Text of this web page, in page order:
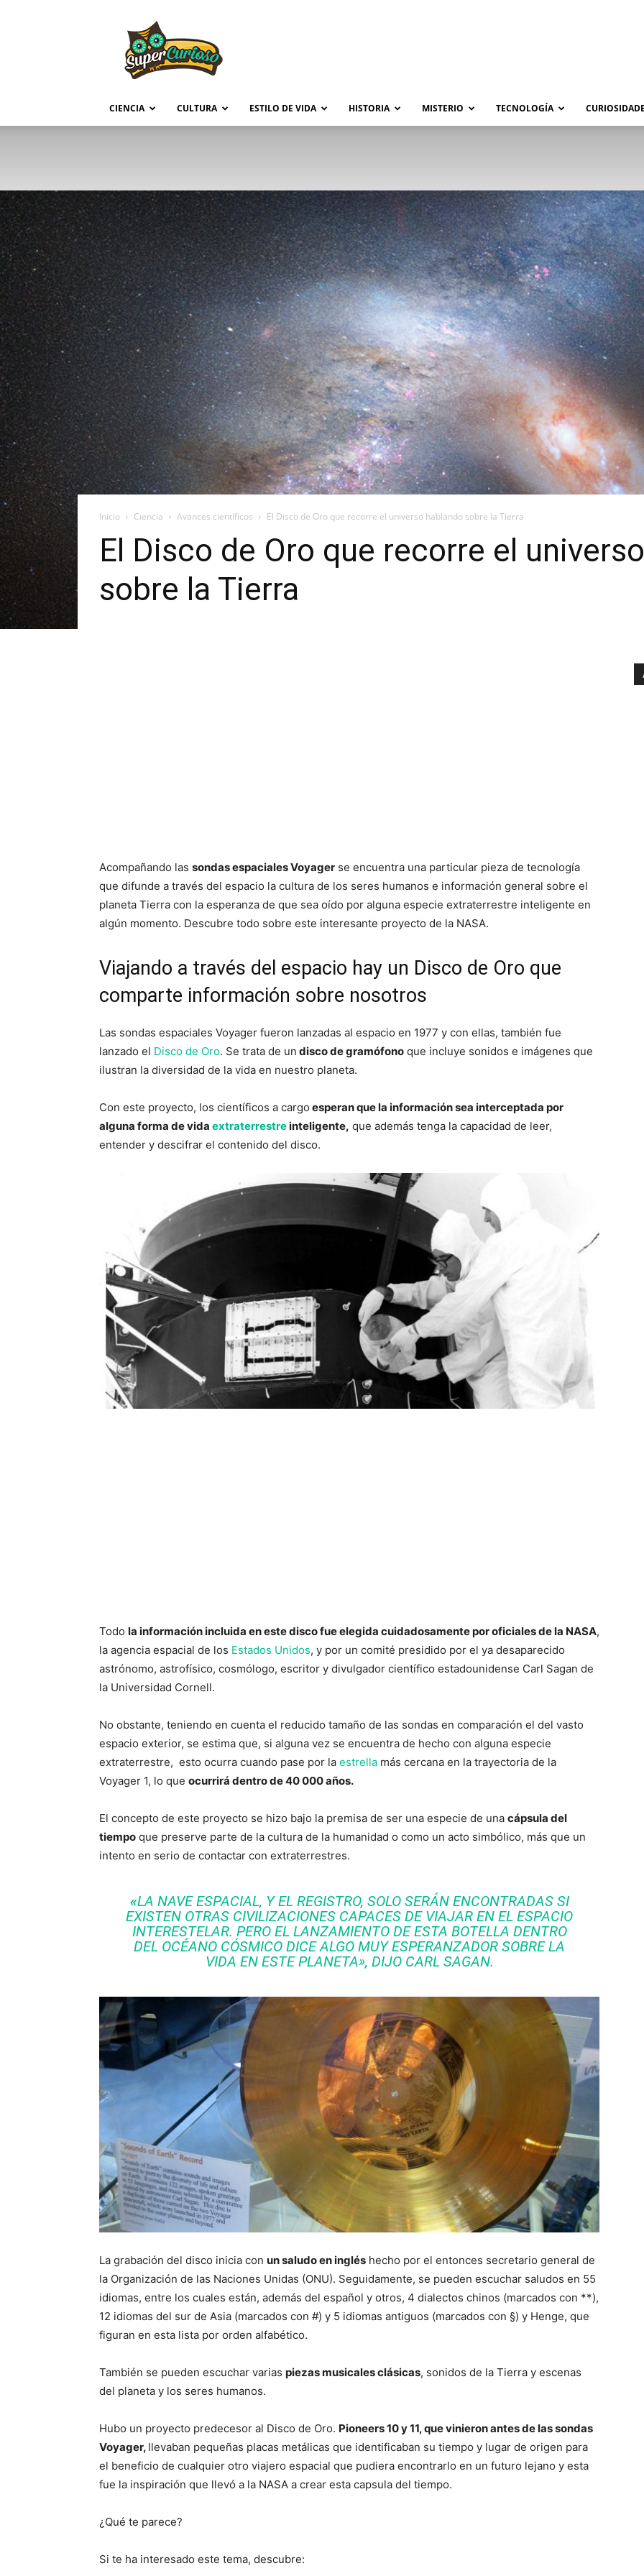
CIENCIA CULTURA ESTILO DE VIDA HISTORIA MISTERIO TECNOLOGÍA
Inicio Ciencia Avances científicos El Disco de Oro que recorre el universo hablando sobre la Tierra
El Disco de Oro que recorre el
sobre la Tierra
Acompañando las sondas espaciales Voyager se encuentra una particular pieza de tecnología
que difunde a través del espacio la cultura de los seres humanos e información general sobre el
planeta Tierra con la esperanza de que sea oído por alguna especie extraterrestre inteligente en
algún momento. Descubre todo sobre este interesante proyecto de la NASA.
Viajando a través del espacio hay un Disco de Oro que
comparte información sobre nosotros
Las sondas espaciales Voyager fueron lanzadas al espacio en 1977 y con ellas, también fue
lanzado el Disco de Oro. Se trata de un disco de gramófono que incluye sonidos e imágenes que
ilustran la diversidad de la vida en nuestro planeta.
Con este proyecto, los científicos a cargo esperan que la información sea interceptada por
alguna forma de vida extraterrestreinteligente, que además tenga la capacidad de leer,
entender y descifrar el contenido del disco.
Todo la información incluida en este disco fue elegida cuidadosamente por oficiales de la NASA,
la agencia espacial de los Estados Unidos, y por un comité presidido por el ya desaparecido
astrónomo, astrofísico, cosmólogo, escritor y divulgador científico estadounidense Carl Sagan de
la Universidad Cornell.
No obstante, teniendo en cuenta el reducido tamaño de las sondas en comparación el del vasto
espacio exterior, se estima que, si alguna vez se encuentra de hecho con alguna especie
extraterrestre, esto ocurra cuando pase por la estrella más cercana en la trayectoria de la
Voyager 1, lo que ocurrirá dentro de 40 000 años.
El concepto de este proyecto se hizo bajo la premisa de ser una especie de una cápsula del
tiempo que preserve parte de la cultura de la humanidad o como un acto simbólico, más que un
intento en serio de contactar con extraterrestres.
«LA NAVE ESPACIAL, Y EL REGISTRO, SOLO SERÁN ENCONTRADAS SI
EXISTEN OTRAS CIVILIZACIONES CAPACES DE VIAJAR EN EL ESPACIO
INTERESTELAR. PERO EL LANZAMIENTO DE ESTA BOTELLA DENTRO
DEL OCÉANO CÓSMICO DICE ALGO MUY ESPERANZADOR SOBRE LA
VIDA EN ESTE PLANETA», DIJO CARL SAGAN.
La grabación del disco inicia con un saludo en inglés hecho por el entonces secretario general de
la Organización de las Naciones Unidas (ONU). Seguidamente, se pueden escuchar saludos en 55
idiomas, entre los cuales están, además del español y otros, 4 dialectos chinos (marcados con **),
12 idiomas del sur de Asia (marcados con #) y 5 idiomas antiguos (marcados con §) y Henge, que
figuran en esta lista por orden alfabético.
También se pueden escuchar varias piezas musicales clásicas, sonidos de la Tierra y escenas
del planeta y los seres humanos.
Hubo un proyecto predecesor al Disco de Oro. Pioneers 10 y 11, que vinieron antes de las sondas
Voyager, llevaban pequeñas placas metálicas que identificaban su tiempo y lugar de origen para
el beneficio de cualquier otro viajero espacial que pudiera encontrarlo en un futuro lejano y esta
fue la inspiración que llevó a la NASA a crear esta capsula del tiempo.
¿Qué te parece?
Si te ha interesado este tema, descubre: